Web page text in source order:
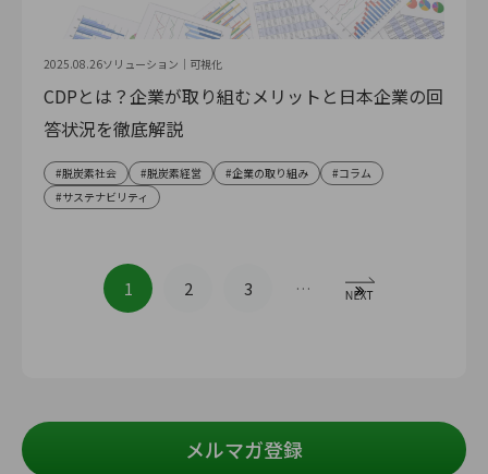
2025.08.26ソリューション｜ 可視化
CDPとは？企業が取り組むメリットと日本企業の回
答状況を徹底解説
脱炭素社会 脱炭素経営 企業の取り組み
コラム
サステナビリティ
1 2 3 …
メルマガ登録